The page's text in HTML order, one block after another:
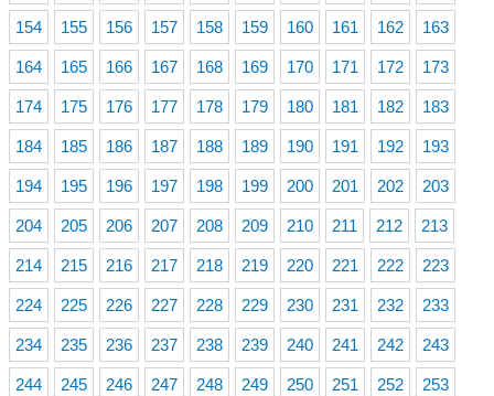
154 155 156 157 158 159 160 161 162 163
164 165 166 167 168 169 170 171 172 173
174 175 176 177 178 179 180 181 182 183
184 185 186 187 188 189 190 191 192 193
194 195 196 197 198 199 200 201 202 203
204 205 206 207 208 209 210 211 212 213
214 215 216 217 218 219 220 221 222 223
224 225 226 227 228 229 230 231 232 233
234 235 236 237 238 239 240 241 242 243
244 245 246 247 248 249 250 251 252 253